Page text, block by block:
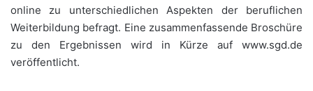
online zu unterschiedlichen Aspekten der beruflichen
Weiterbildung befragt. Eine zusammenfassende Broschüre
zu den Ergebnissen wird in Kürze auf www.sgd.de
veröffentlicht.